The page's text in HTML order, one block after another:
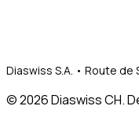
Diaswiss S.A. • Route de
© 2026 Diaswiss CH.